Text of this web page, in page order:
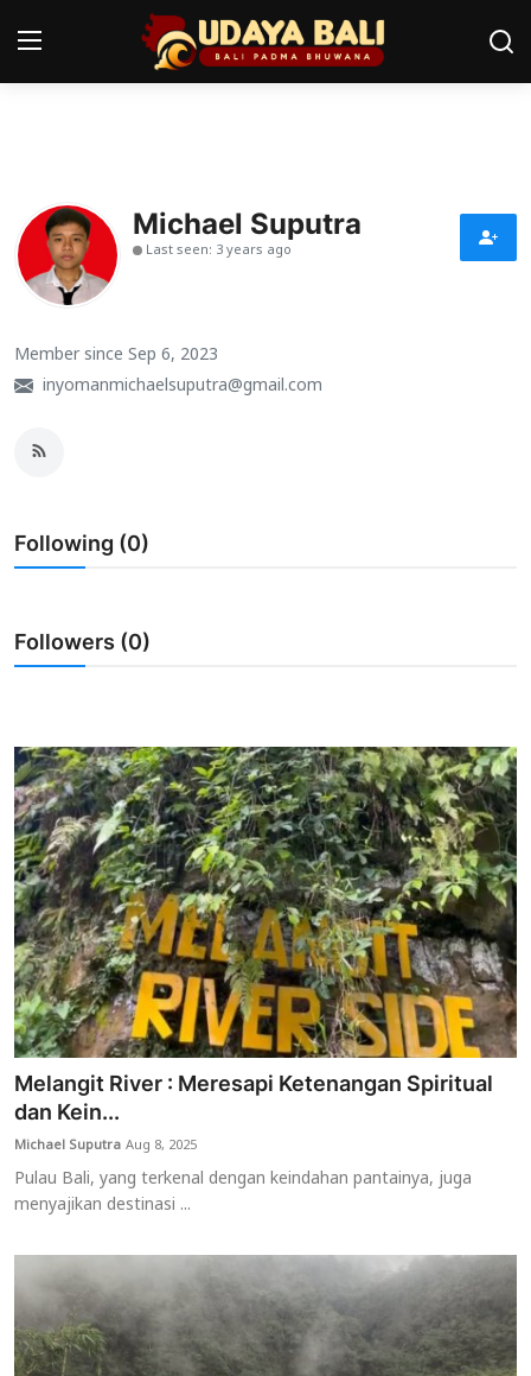
Pura
Desa Adat
Tradisi
Kearifan lokal
Seni
Usadha
Indonesia
Michael Suputra
Last seen: 3 years ago
Member since Sep 6, 2023
inyomanmichaelsuputra@gmail.com
Following (0)
Followers (0)
Melangit River : Meresapi Ketenangan Spiritual
dan Kein...
Michael SuputraAug 8, 2025
Pulau Bali, yang terkenal dengan keindahan pantainya, juga
menyajikan destinasi ...